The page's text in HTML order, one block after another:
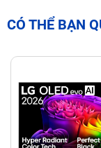
TRẢI NGHIỆM
Độ phân giải 4K
CÓ THỂ BẠN